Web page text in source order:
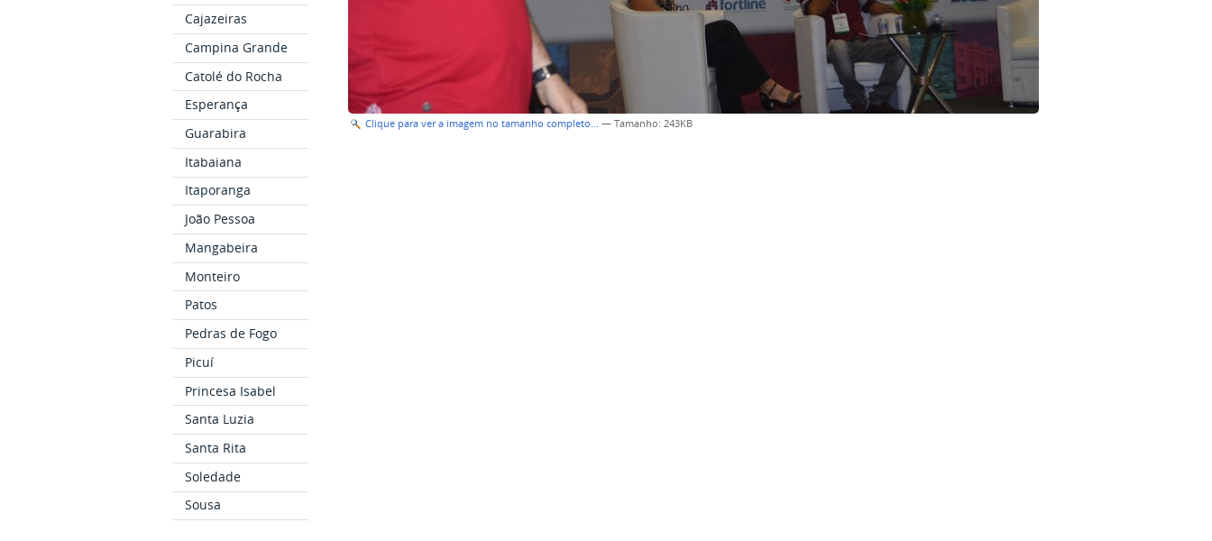
Cajazeiras
Campina Grande
Catolé do Rocha
Esperança
Guarabira
Itabaiana
Itaporanga
João Pessoa
Mangabeira
Monteiro
Patos
Pedras de Fogo
Picuí
Princesa Isabel
Santa Luzia
Santa Rita
Soledade
Sousa
Clique para ver a imagem no tamanho completo… —Tamanho: 243KB